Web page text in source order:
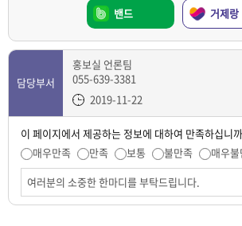
밴드 거제랑
담당부서
홍보실 언론팀
055-639-3381
2019-11-22
이 페이지에서 제공하는 정보에 대하여 만족하십니
매우만족
만족 보통 불만족
매우